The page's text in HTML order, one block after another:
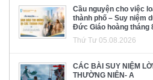
Cầu nguyện cho việc
thành phố – Suy niệm
Đức Giáo hoàng tháng
Thứ Tư 05.08.2026
CÁC BÀI SUY NIỆM
THƯỜNG NIÊN- A